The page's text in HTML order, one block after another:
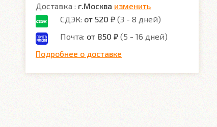
Доставка : г.Москва изменить
СДЭК: от 520 ₽ (3 - 8 дней)
Почта: от 850 ₽ (5 - 16 дней)
Подробнее о доставке